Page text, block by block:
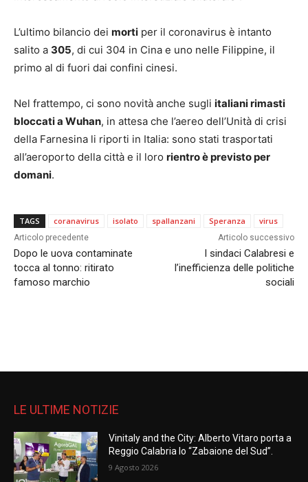
L’ultimo bilancio dei morti per il coronavirus è intanto
salito a 305, di cui 304 in Cina e uno nelle Filippine, il
primo al di fuori dai confini cinesi.
Nel frattempo, ci sono novità anche sugli italiani rimasti
bloccati a Wuhan, in attesa che l’aereo dell’Unità di crisi
della Farnesina li riporti in Italia: sono stati trasportati
all’aeroporto della città e il loro rientro è previsto per
domani.
TAGS coranavirus isolato spallanzani Speranza virus
Articolo precedente
Dopo le uova contaminate
tocca al tonno: ritirato
famoso marchio
Articolo successivo
I sindaci Calabresi e
l’inefficienza delle politiche
sociali
LE ULTIME NOTIZIE
Vinitaly and the City: Alberto Vitaro porta a
Reggio Calabria lo “Zabaione del Sud”.
9 Agosto 2026